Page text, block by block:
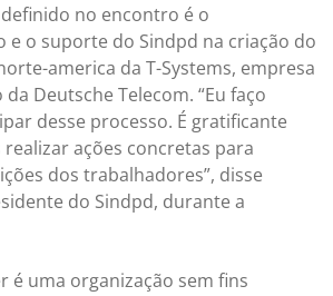
no encontro é o
e o suporte do Sindpd na criação do
america da T-Systems, empresa
Deutsche Telecom. “Eu faço
desse processo. É gratificante
ações concretas para
dos trabalhadores”, disse
do Sindpd, durante a
é uma organização sem fins